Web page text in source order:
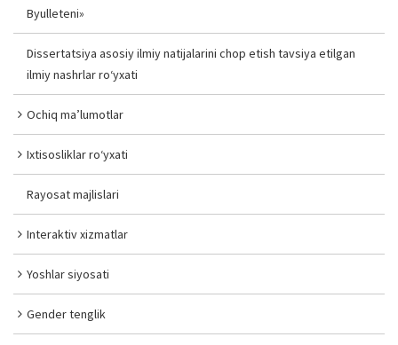
Byulleteni»
Dissertatsiya asosiy ilmiy natijalarini chop etish tavsiya etilgan
ilmiy nashrlar ro‘yxati
Ochiq ma’lumotlar
Ixtisosliklar ro‘yxati
Rayosat majlislari
Interaktiv xizmatlar
Yoshlar siyosati
Gender tenglik